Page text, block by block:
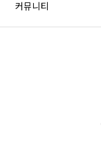
커뮤니티